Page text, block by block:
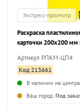
Экспресс-просмотр
Раскраска
карточки 200х200 мм
Артикул РПКМ-ЦП4
Код 213661
В наличии на
Ваш город: Под